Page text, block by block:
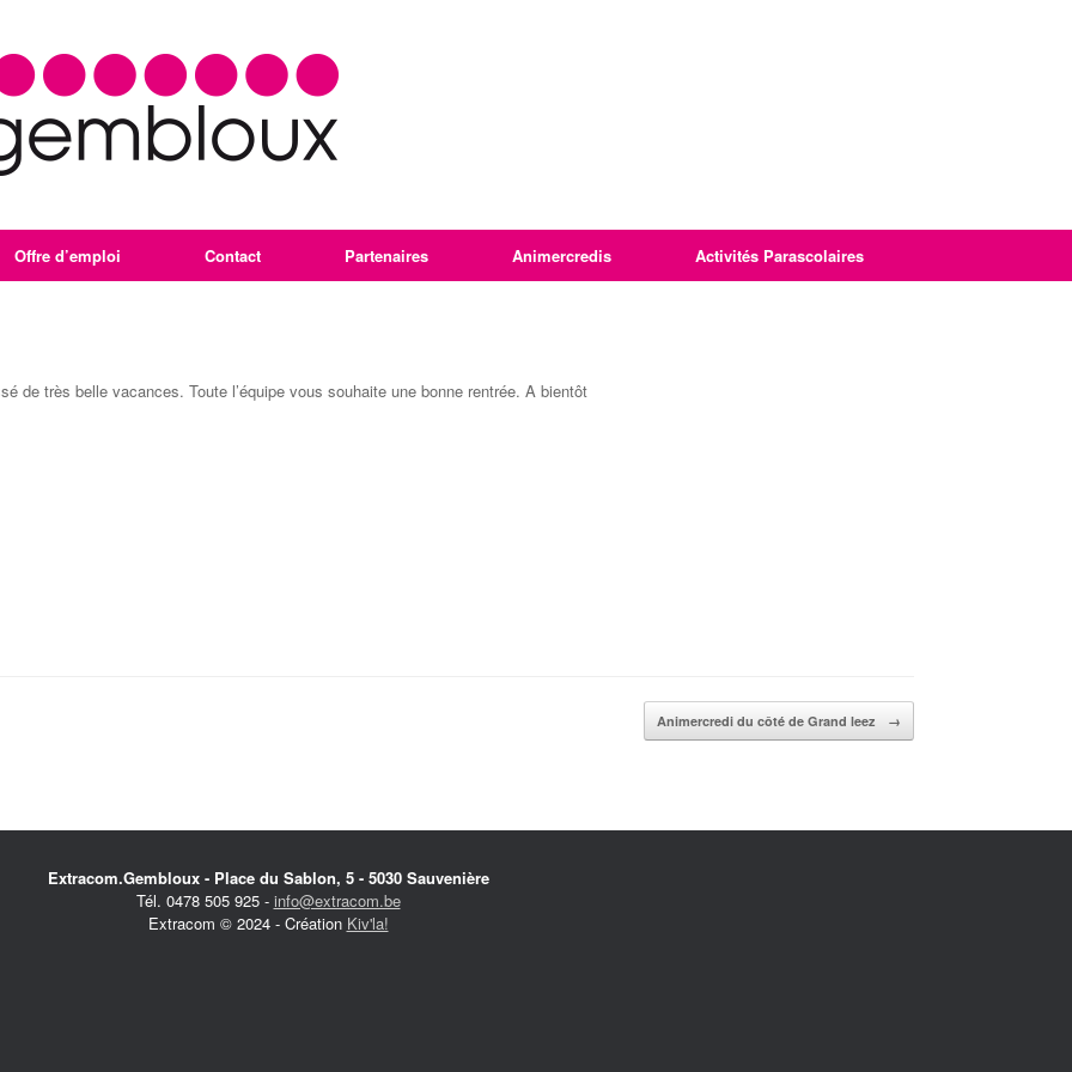
Offre d’emploi Contact Partenaires Animercredis Activités Parascolaires
de très belle vacances. Toute l’équipe vous souhaite une bonne rentrée. A bientôt
Animercredi du côté de Grand leez →
Extracom.Gembloux - Place du Sablon, 5 - 5030 Sauvenière
Tél. 0478 505 925 - info@extracom.be
Extracom © 2024 - Création Kiv'la!